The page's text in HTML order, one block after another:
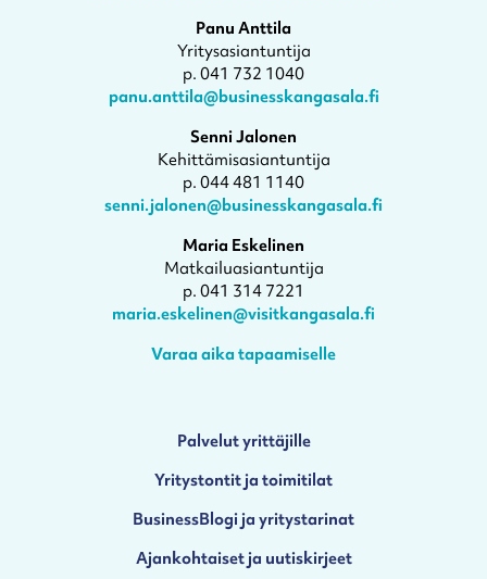
Panu Anttila
Yritysasiantuntija
p. 041 732 1040
panu.anttila@businesskangasala.fi
Senni Jalonen
Kehittämisasiantuntija
p. 044 481 1140
senni.jalonen@businesskangasala.fi
Maria Eskelinen
Matkailuasiantuntija
p. 041 314 7221
maria.eskelinen@visitkangasala.fi
Varaa aika tapaamiselle
Palvelut yrittäjille
Yritystontit ja toimitilat
BusinessBlogi ja yritystarinat
Ajankohtaiset ja uutiskirjeet